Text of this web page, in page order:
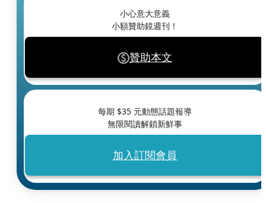
小心意大意義
小額贊助鏡週刊！
贊助本文
每期 $35 元動態話題報導
無限閱讀解鎖新鮮事
加入訂閱會員